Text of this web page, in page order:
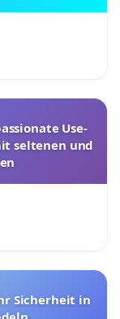
Use-
seltenen und
Sicherheit in